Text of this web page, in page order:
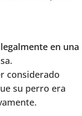
legalmente en una
considerado
su perro era